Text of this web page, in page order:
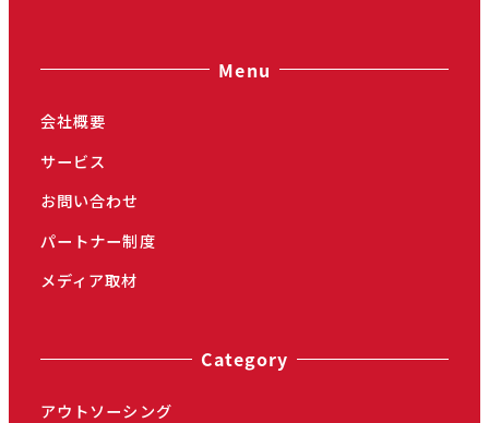
Menu
会社概要
サービス
お問い合わせ
パートナー制度
メディア取材
Category
アウトソーシング